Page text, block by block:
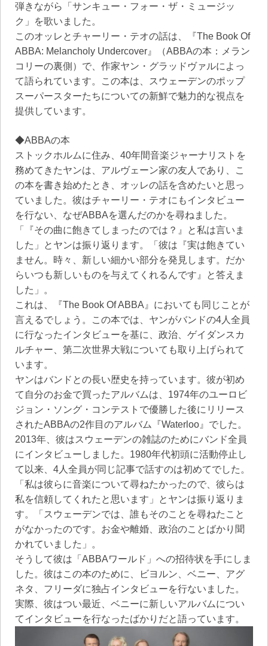
弾きながら「サンキュー・フォー・ザ・ミュージッ
ク」を歌いました。
このオッレとチャーリー・テオの話は、『The Book Of
ABBA: Melancholy Undercover』（ABBAの本：メラン
コリーの裏側）で、作家ヤン・グラッドヴァルによっ
て語られています。この本は、スウェーデンのポップ
スーパースターたちについての新鮮で魅力的な視点を
提供しています。
◆ABBAの本
ストックホルムに住み、40年間音楽ジャーナリストを
務めてきたヤンは、アルヴェーン家の友人であり、こ
の本を書き始めたとき、オッレの話を含めたいと思っ
ていました。彼はチャーリー・テオにもインタビュー
を行ない、なぜABBAを選んだのかを尋ねました。
「『その曲に飽きてしまったのでは？』と私は言いま
した」とヤンは振り返ります。「彼は『実は飽きてい
ません。時々、新しい細かい部分を発見します。だか
らいつも新しいものを与えてくれるんです』と答えま
した」。
これは、『The Book Of ABBA』においても同じことが
言えるでしょう。この本では、ヤンがバンドの4人全員
に行なったインタビューを基に、政治、ゲイダンスカ
ルチャー、第二次世界大戦についても取り上げられて
います。
ヤンはバンドとの長い歴史を持っています。彼が初め
て自分のお金で買ったアルバムは、1974年のユーロビ
ジョン・ソング・コンテストで優勝した後にリリース
されたABBAの2作目のアルバム『Waterloo』でした。
2013年、彼はスウェーデンの雑誌のためにバンド全員
にインタビューしました。1980年代初頭に活動停止し
て以来、4人全員が同じ記事で話すのは初めてでした。
「私は彼らに音楽について尋ねたかったので、彼らは
私を信頼してくれたと思います」とヤンは振り返りま
す。「スウェーデンでは、誰もそのことを尋ねたこと
がなかったのです。お金や離婚、政治のことばかり聞
かれていました」。
そうして彼は「ABBAワールド」への招待状を手にしま
した。彼はこの本のために、ビヨルン、ベニー、アグ
ネタ、フリーダに独占インタビューを行ないました。
実際、彼はつい最近、ベニーに新しいアルバムについ
てインタビューを行なったばかりだと語っています。